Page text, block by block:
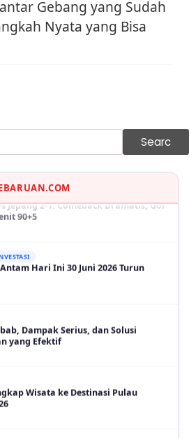
Gebang yang Sudah
Nyata yang Bisa
Searc
Marauders, Misteri Perampokan
Jepang 2-1: Comeback Dramatis, Gol
90+5
Hari Ini 30 Juni 2026 Turun
Dampak Serius, dan Solusi
yang Efektif
Wisata ke Destinasi Pulau